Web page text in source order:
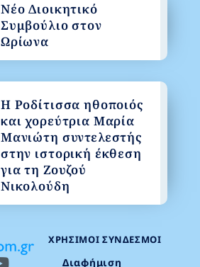
ΧΡΉΣΙΜΟΙ ΣΎΝΔΕΣΜΟΙ
Διαφήμιση
Νέο Διοικητικό
Συμβούλιο στον
Ωρίωνα
Η Ροδίτισσα ηθοποιός
και χορεύτρια Μαρία
Μανιώτη συντελεστής
στην ιστορική έκθεση
για τη Ζουζού
Νικολούδη